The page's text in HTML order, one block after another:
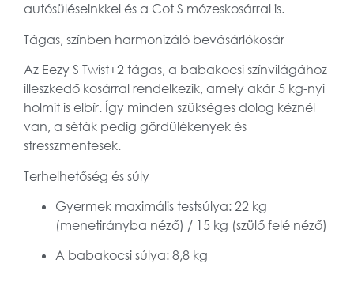
autósüléseinkkel és a Cot S mózeskosárral is.
Tágas, színben harmonizáló bevásárlókosár
Az Eezy S Twist+2 tágas, a babakocsi színvilágához
illeszkedő kosárral rendelkezik, amely akár 5 kg-nyi
holmit is elbír. Így minden szükséges dolog kéznél
van, a séták pedig gördülékenyek és
stresszmentesek.
Terhelhetőség és súly
Gyermek maximális testsúlya: 22 kg
(menetirányba néző) / 15 kg (szülő felé néző)
A babakocsi súlya: 8,8 kg